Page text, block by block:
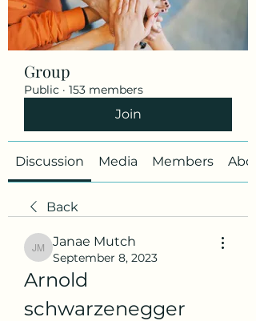
Group
Public · 153 members
Join
Discussion Media Members
Back
Janae Mutch
Janae Mutch
September 8, 2023
Arnold
schwarzenegger